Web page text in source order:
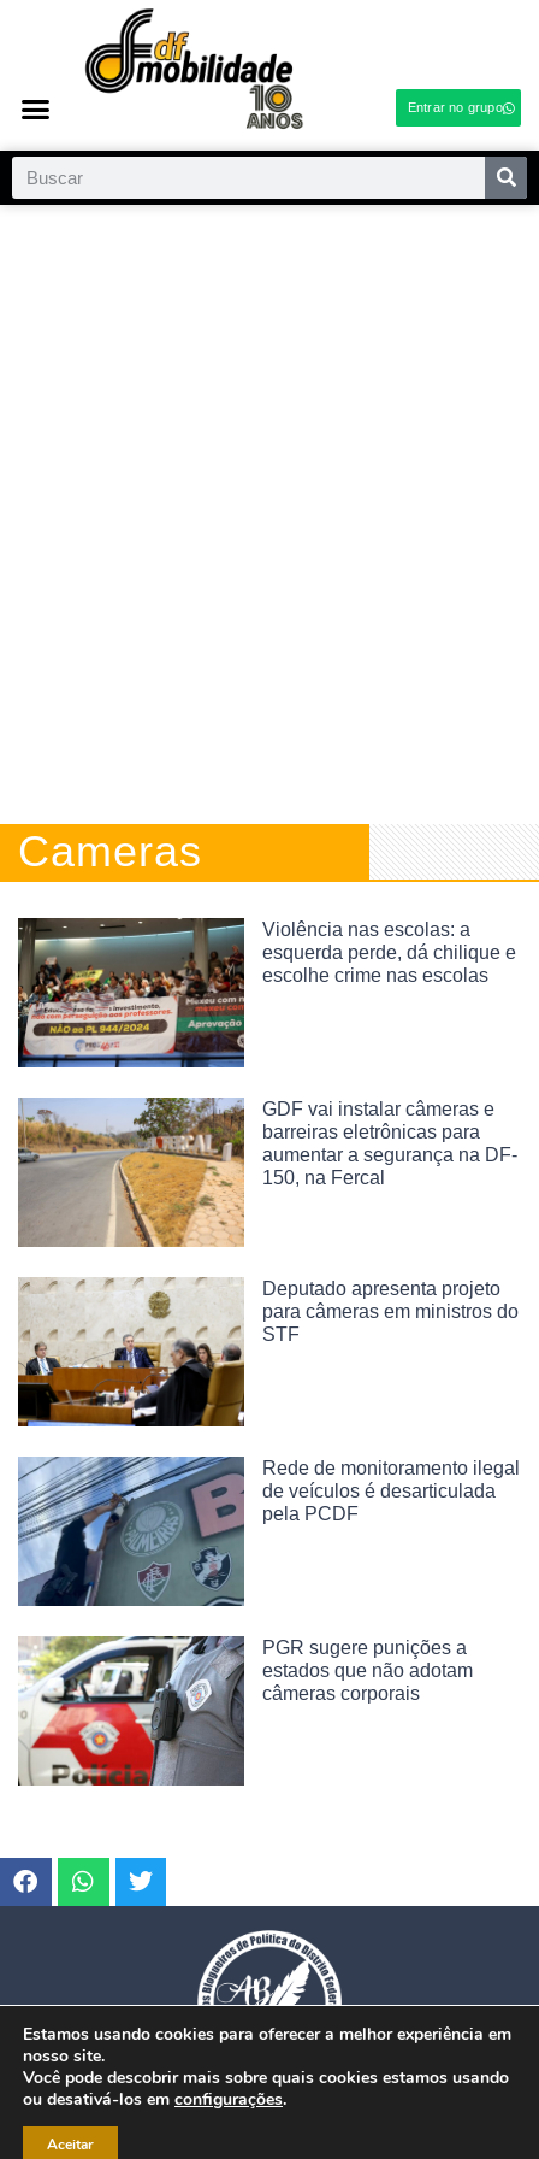
Entrar no grupo
Cameras
Violência nas escolas: a
esquerda perde, dá chilique e
escolhe crime nas escolas
GDF vai instalar câmeras e
barreiras eletrônicas para
aumentar a segurança na DF-
150, na Fercal
Deputado apresenta projeto
para câmeras em ministros do
STF
Rede de monitoramento ilegal
de veículos é desarticulada
pela PCDF
PGR sugere punições a
estados que não adotam
câmeras corporais
Estamos usando cookies para oferecer a melhor experiência em
nosso site.
Você pode descobrir mais sobre quais cookies estamos usando
ou desativá-los em configurações.
Aceitar